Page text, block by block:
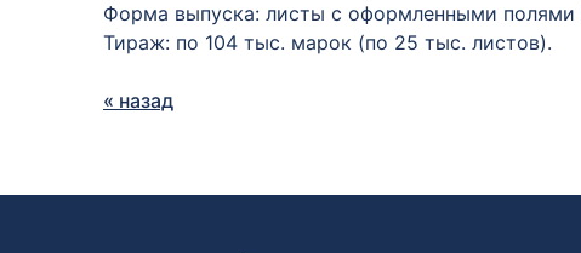
Форма выпуска: листы с оформленными
Тираж: по 104 тыс. марок (по 25 тыс. листов).
« назад